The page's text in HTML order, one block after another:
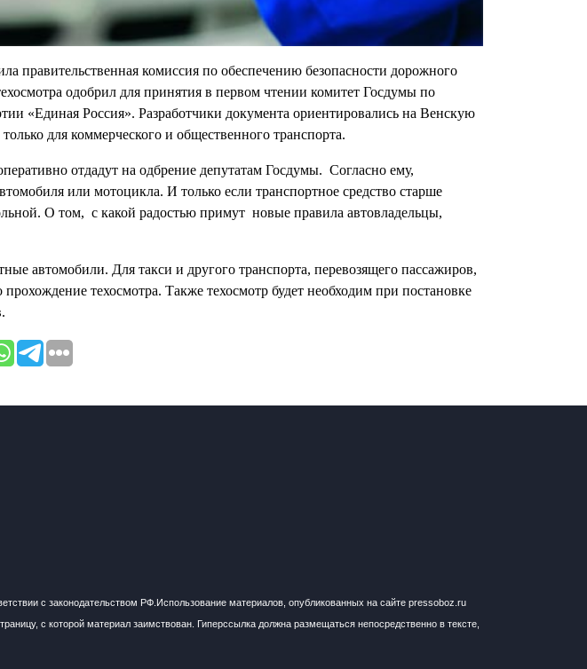
правительственная комиссия по обеспечению безопасности дорожного
одобрил для принятия в первом чтении комитет Госдумы по
«Единая Россия». Разработчики документа ориентировались на Венскую
для коммерческого и общественного транспорта.
отдадут на одбрение депутатам Госдумы. Согласно ему,
или мотоцикла. И только если транспортное средство старше
О том, с какой радостью примут новые правила автовладельцы,
автомобили. Для такси и другого транспорта, перевозящего пассажиров,
техосмотра. Также техосмотр будет необходим при постановке
с законодательством РФ.Использование материалов, опубликованных на сайте pressoboz.ru
с которой материал заимствован. Гиперссылка должна размещаться непосредственно в тексте,